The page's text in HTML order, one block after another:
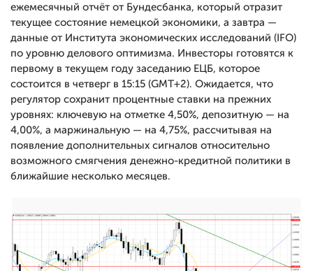
ежемесячный отчёт от Бундесбанка, который отразит
текущее состояние немецкой экономики, а завтра —
данные от Института экономических исследований (IFO)
по уровню делового оптимизма. Инвесторы готовятся к
первому в текущем году заседанию ЕЦБ, которое
состоится в четверг в 15:15 (GMT+2). Ожидается, что
регулятор сохранит процентные ставки на прежних
уровнях: ключевую на отметке 4,50%, депозитную — на
4,00%, а маржинальную — на 4,75%, рассчитывая на
появление дополнительных сигналов относительно
возможного смягчения денежно-кредитной политики в
ближайшие несколько месяцев.